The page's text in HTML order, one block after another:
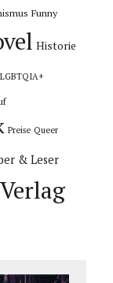
Funny
Historie
LGBTQIA+
Preise Queer
& Leser